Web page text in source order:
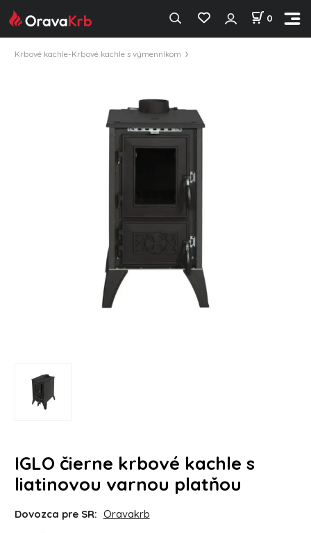
0
Krbové kachle-Krbové kachle s výmenníkom
IGLO čierne krbové kachle s
liatinovou varnou platňou
Dovozca pre SR: Oravakrb